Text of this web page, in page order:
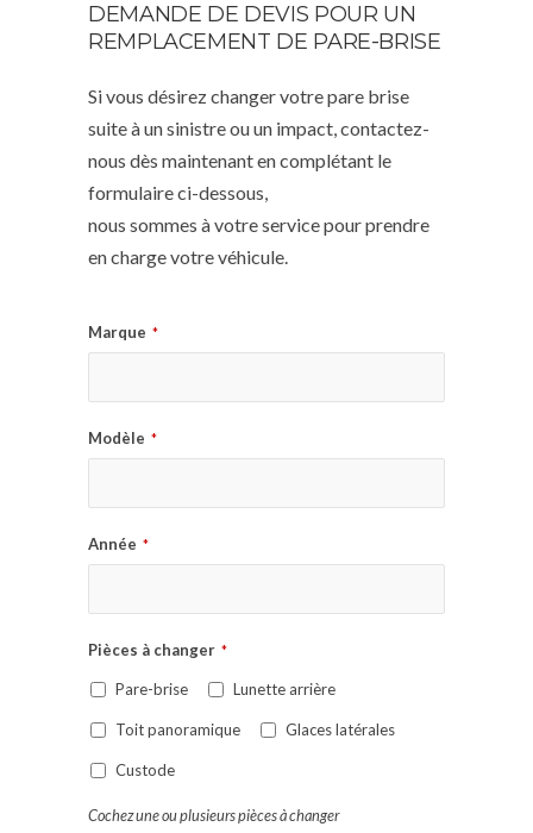
DEMANDE DE DEVIS POUR UN
REMPLACEMENT DE PARE-BRISE
Si vous désirez changer votre pare brise
suite à un sinistre ou un impact, contactez-
nous dès maintenant en complétant le
formulaire ci-dessous,
nous sommes à votre service pour prendre
en charge votre véhicule.
Marque *
Modèle *
Année *
Pièces à changer *
Pare-brise Lunette arrière
Toit panoramique Glaces latérales
Custode
Cochez une ou plusieurs pièces à changer